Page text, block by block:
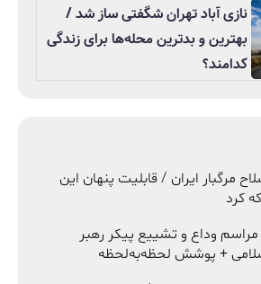
نازی آباد تهران شگفتی ساز شد /
بهترین و بدترین محله‌ها برای زندگی
کدامند؟
مرگبار ایران / قابلیت پنهان این
کرد
مراسم وداع و تشییع پیکر رهبر
+ پوشش لحظه‌به‌لحظه